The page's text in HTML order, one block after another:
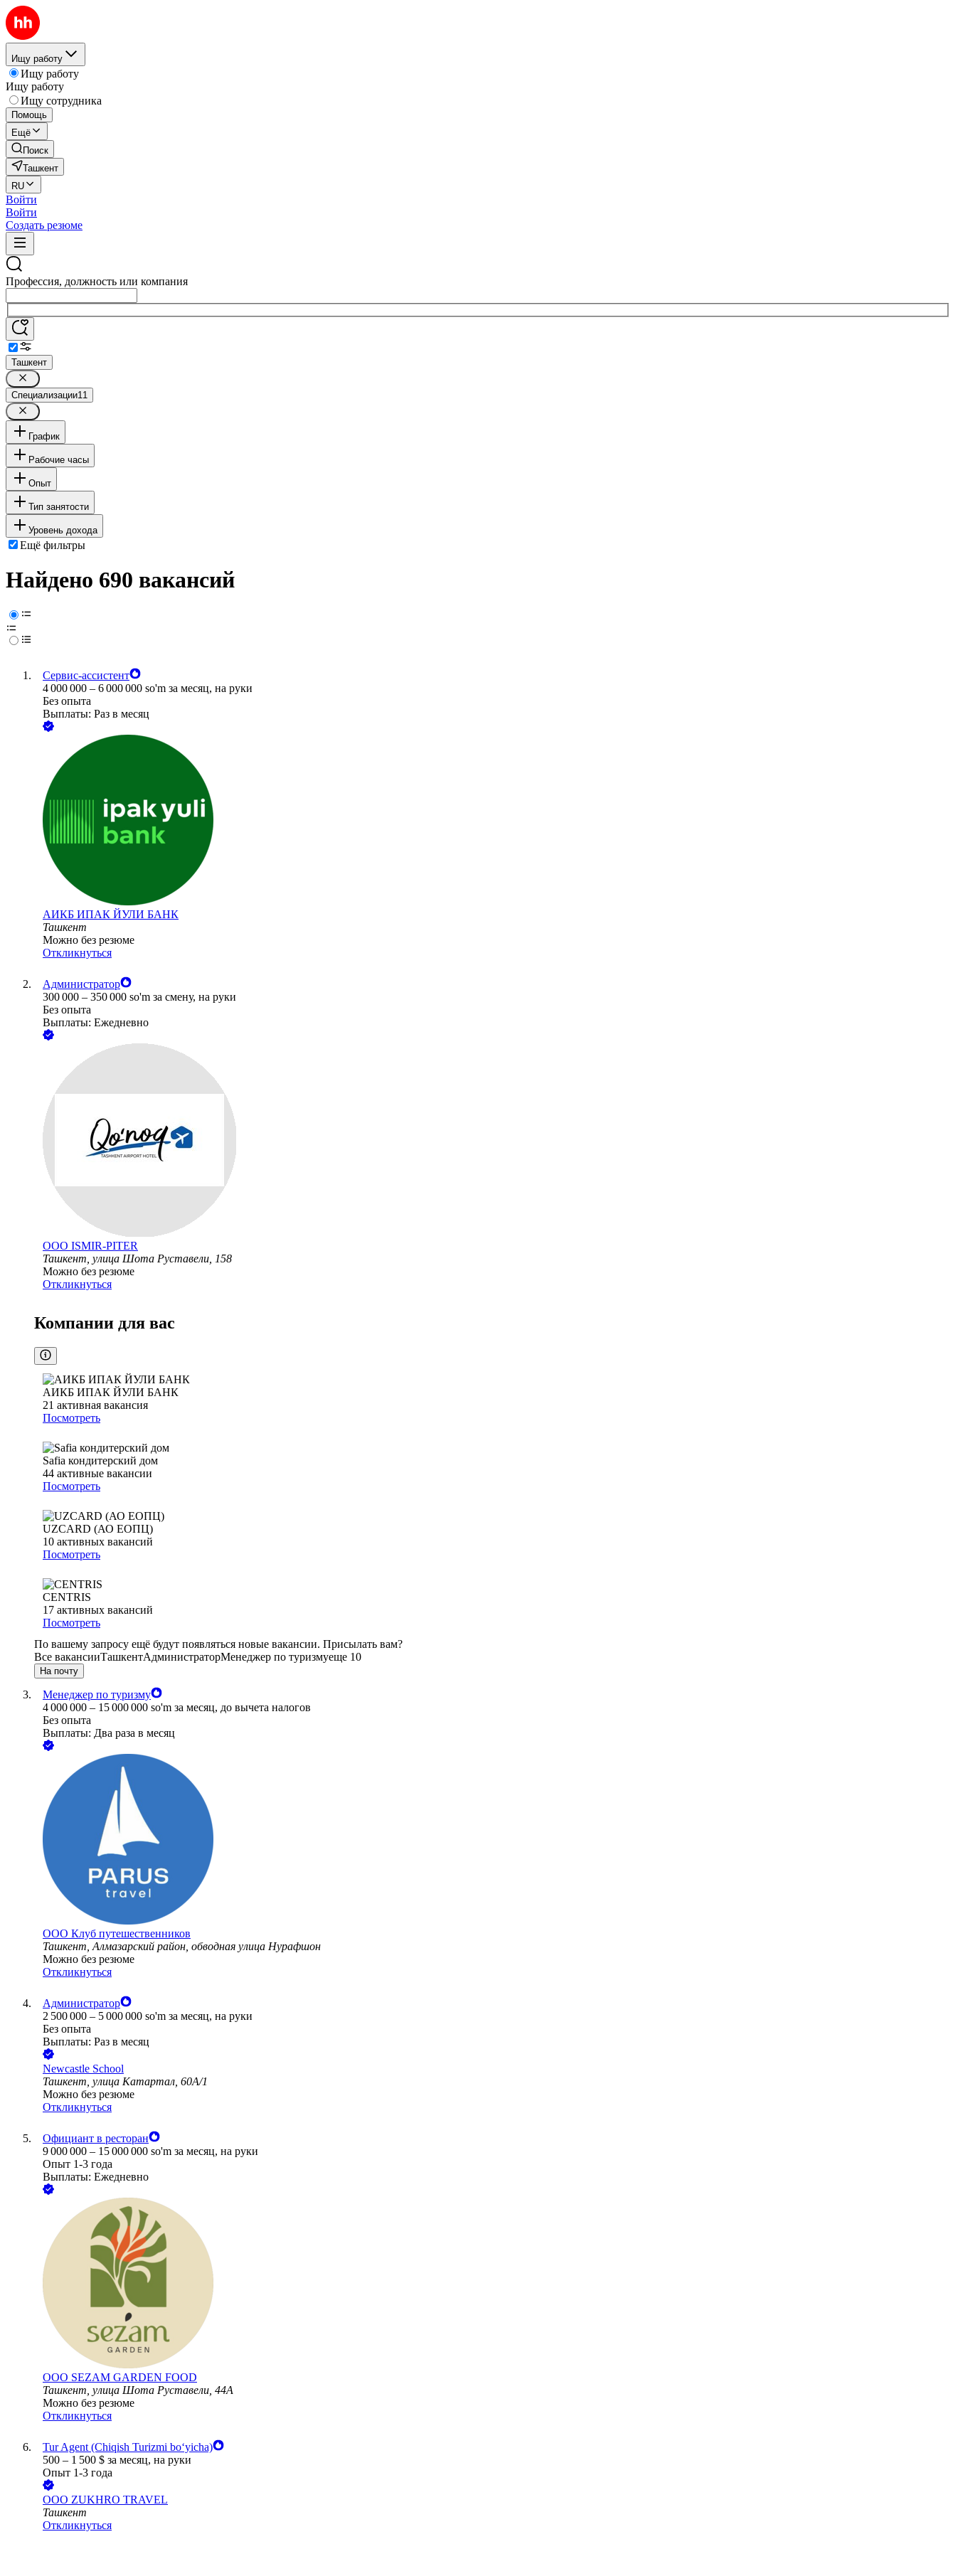
Ищу работу
Ищу работу
Ищу работу
Ищу сотрудника
Помощь
Ещё
Поиск
Ташкент
RU
Войти
Войти
Создать резюме
Профессия, должность или компания
Ташкент
Специализации11
График
Рабочие часы
Опыт
Тип занятости
Уровень дохода
Ещё фильтры
Найдено 690 вакансий
Сервис-ассистент
4 000 000 – 6 000 000 so'm за месяц, на руки
Без опыта
Выплаты: Раз в месяц
АИКБ ИПАК ЙУЛИ БАНК
Ташкент
Можно без резюме
Откликнуться
Администратор
300 000 – 350 000 so'm за смену, на руки
Без опыта
Выплаты: Ежедневно
ООО ISMIR-PITER
Ташкент, улица Шота Руставели, 158
Можно без резюме
Откликнуться
Компании для вас
АИКБ ИПАК ЙУЛИ БАНК
21 активная вакансия
Посмотреть
Safia кондитерский дом
44 активные вакансии
Посмотреть
UZCARD (АО ЕОПЦ)
10 активных вакансий
Посмотреть
CENTRIS
17 активных вакансий
Посмотреть
По вашему запросу ещё будут появляться новые вакансии. Присылать вам?
Все вакансииТашкентАдминистраторМенеджер по туризмуеще 10
На почту
Менеджер по туризму
4 000 000 – 15 000 000 so'm за месяц, до вычета налогов
Без опыта
Выплаты: Два раза в месяц
ООО Клуб путешественников
Ташкент, Алмазарский район, обводная улица Нурафшон
Можно без резюме
Откликнуться
Администратор
2 500 000 – 5 000 000 so'm за месяц, на руки
Без опыта
Выплаты: Раз в месяц
Newcastle School
Ташкент, улица Катартал, 60А/1
Можно без резюме
Откликнуться
Официант в ресторан
9 000 000 – 15 000 000 so'm за месяц, на руки
Опыт 1-3 года
Выплаты: Ежедневно
ООО SEZAM GARDEN FOOD
Ташкент, улица Шота Руставели, 44А
Можно без резюме
Откликнуться
Tur Agent (Chiqish Turizmi bo‘yicha)
500 – 1 500 $ за месяц, на руки
Опыт 1-3 года
ООО ZUKHRO TRAVEL
Ташкент
Откликнуться